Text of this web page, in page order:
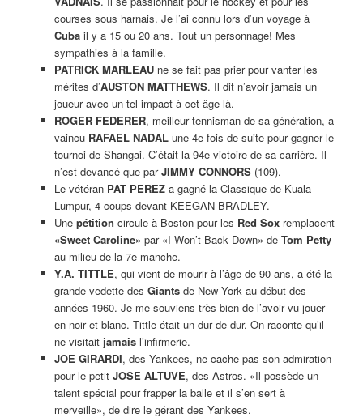
courses sous harnais. Je l’ai connu lors d’un voyage à
Cubail y a 15 ou 20 ans. Tout un personnage! Mes
sympathies à la famille.
PATRICK MARLEAU ne se fait pas prier pour vanter les
mérites d’AUSTON MATTHEWS. Il dit n’avoir jamais un
joueur avec un tel impact à cet âge-là.
ROGER FEDERER, meilleur tennisman de sa génération, a
vaincu RAFAEL NADAL une 4e fois de suite pour gagner le
tournoi de Shangai. C’était la 94e victoire de sa carrière. Il
n’est devancé que parJIMMY CONNORS(109).
Le vétéran PAT PEREZ a gagné la Classique de Kuala
Lumpur, 4 coups devant KEEGAN BRADLEY.
Une pétition circule à Boston pour les Red Soxremplacent
«Sweet Caroline» par «I Won’t Back Down» de Tom Petty
au milieu de la 7e manche.
Y.A. TITTLE, qui vient de mourir à l’âge de 90 ans, a été la
grande vedette des Giantsde New York au début des
années 1960. Je me souviens très bien de l’avoir vu jouer
en noir et blanc. Tittle était un dur de dur. On raconte qu’il
ne visitait jamaisl’infirmerie.
JOE GIRARDI, des Yankees, ne cache pas son admiration
pour le petit JOSE ALTUVE, des Astros. «Il possède un
talent spécial pour frapper la balle et il s’en sert à
merveille», de dire le gérant des Yankees.